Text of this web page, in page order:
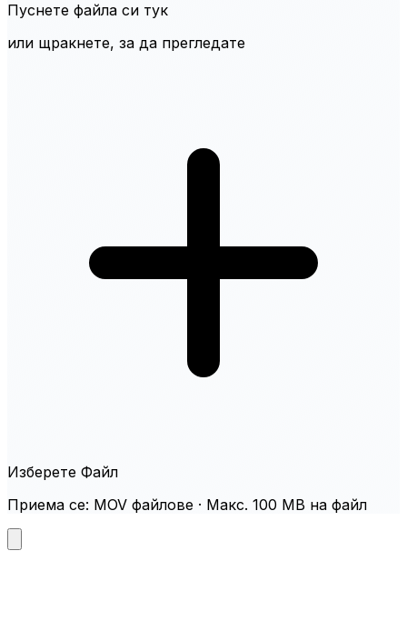
Пуснете файла си тук
или щракнете, за да прегледате
Изберете Файл
Приема се: MOV файлове · Макс. 100 MB на файл